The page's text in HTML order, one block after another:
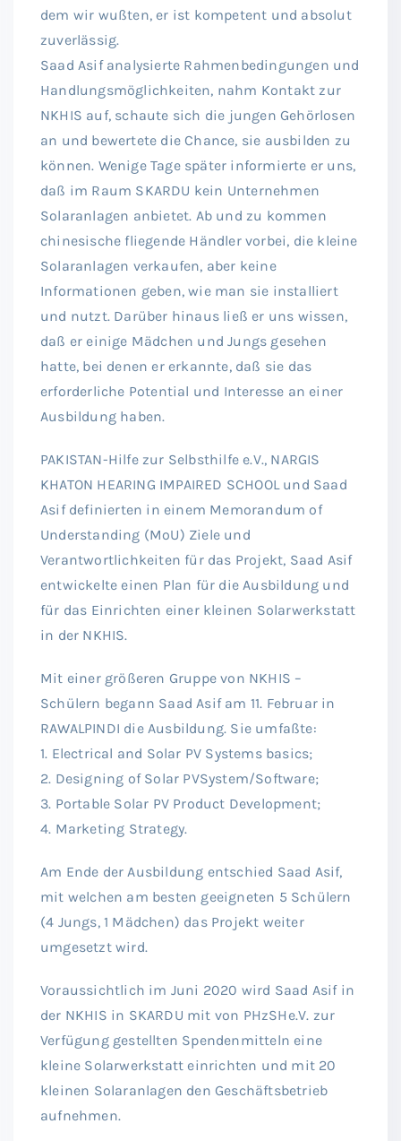
dem wir wußten, er ist kompetent und absolut
zuverlässig.
Saad Asif analysierte Rahmenbedingungen und
Handlungsmöglichkeiten, nahm Kontakt zur
NKHIS auf, schaute sich die jungen Gehörlosen
an und bewertete die Chance, sie ausbilden zu
können. Wenige Tage später informierte er uns,
daß im Raum SKARDU kein Unternehmen
Solaranlagen anbietet. Ab und zu kommen
chinesische fliegende Händler vorbei, die kleine
Solaranlagen verkaufen, aber keine
Informationen geben, wie man sie installiert
und nutzt. Darüber hinaus ließ er uns wissen,
daß er einige Mädchen und Jungs gesehen
hatte, bei denen er erkannte, daß sie das
erforderliche Potential und Interesse an einer
Ausbildung haben.
PAKISTAN-Hilfe zur Selbsthilfe e.V., NARGIS
KHATON HEARING IMPAIRED SCHOOL und Saad
Asif definierten in einem Memorandum of
Understanding (MoU) Ziele und
Verantwortlichkeiten für das Projekt, Saad Asif
entwickelte einen Plan für die Ausbildung und
für das Einrichten einer kleinen Solarwerkstatt
in der NKHIS.
Mit einer größeren Gruppe von NKHIS –
Schülern begann Saad Asif am 11. Februar in
RAWALPINDI die Ausbildung. Sie umfaßte:
1. Electrical and Solar PV Systems basics;
2. Designing of Solar PVSystem/Software;
3. Portable Solar PV Product Development;
4. Marketing Strategy.
Am Ende der Ausbildung entschied Saad Asif,
mit welchen am besten geeigneten 5 Schülern
(4 Jungs, 1 Mädchen) das Projekt weiter
umgesetzt wird.
Voraussichtlich im Juni 2020 wird Saad Asif in
der NKHIS in SKARDU mit von PHzSHe.V. zur
Verfügung gestellten Spendenmitteln eine
kleine Solarwerkstatt einrichten und mit 20
kleinen Solaranlagen den Geschäftsbetrieb
aufnehmen.